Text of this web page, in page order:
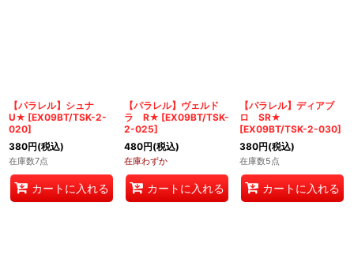
【パラレル】シュナ
U★ [EX09BT/TSK-2-
020]
380円(税込)
在庫数7点
カートに入れる
【パラレル】ヴェルド
ラ R★ [EX09BT/TSK-
2-025]
480円(税込)
在庫わずか
カートに入れる
【パラレル】ディアブ
ロ SR★
[EX09BT/TSK-2-030]
380円(税込)
在庫数5点
カートに入れる